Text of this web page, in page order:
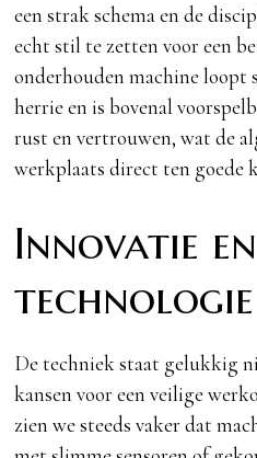
een strak schema en de
echt stil te zetten voor een
onderhouden machine loopt
herrie en is bovenal
rust en vertrouwen, wat de
werkplaats direct ten goede
Innovatie en
technologie
De techniek staat gelukkig
kansen voor een veilige
zien we steeds vaker dat